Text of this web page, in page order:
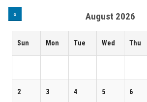
« August 2026
Sun Mon Tue Wed Thu
2 3 4 5 6